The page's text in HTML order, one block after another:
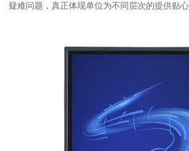
疑难问题，真正体现单位为不同层次的提供贴心